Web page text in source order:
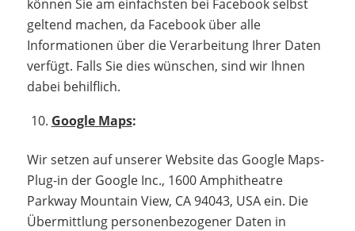
können Sie am einfachsten bei Facebook selbst
geltend machen, da Facebook über alle
Informationen über die Verarbeitung Ihrer Daten
verfügt. Falls Sie dies wünschen, sind wir Ihnen
dabei behilflich.
Google Maps:
Wir setzen auf unserer Website das Google Maps-
Plug-in der Google Inc., 1600 Amphitheatre
Parkway Mountain View, CA 94043, USA ein. Die
Übermittlung personenbezogener Daten in